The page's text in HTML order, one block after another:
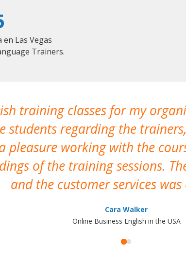
Las Vegas
Trainers.
training classes for my
students regarding the
pleasure working with the
of the training sessions.
and the customer services was
Cara Walker
Online Business English in the USA